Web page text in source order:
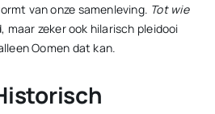
van onze samenleving. Tot wie
maar zeker ook hilarisch pleidooi
Oomen dat kan.